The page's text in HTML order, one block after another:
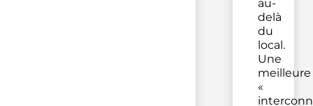
au-
delà
du
local.
Une
meilleure
«